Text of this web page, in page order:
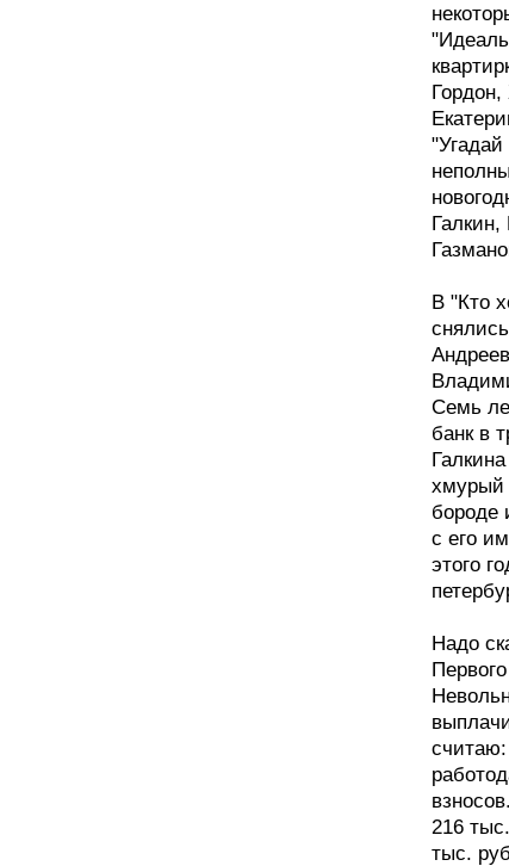
В "Кто
Семь
банк в
хмурый
бороде
с его
этого
Надо
считаю:
216
тыс.